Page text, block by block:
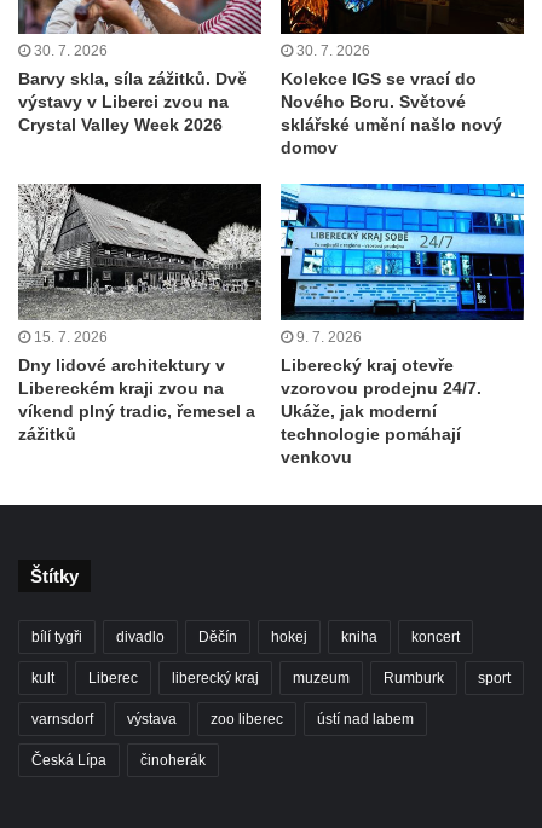
30. 7. 2026
Barvy skla, síla zážitků. Dvě
výstavy v Liberci zvou na
Crystal Valley Week 2026
30. 7. 2026
Kolekce IGS se vrací do
Nového Boru. Světové
sklářské umění našlo nový
domov
15. 7. 2026
Dny lidové architektury v
Libereckém kraji zvou na
víkend plný tradic, řemesel a
zážitků
9. 7. 2026
Liberecký kraj otevře
vzorovou prodejnu 24/7.
Ukáže, jak moderní
technologie pomáhají
venkovu
Štítky
bílí tygři divadlo Děčín hokej kniha koncert
kult Liberec liberecký kraj muzeum Rumburk sport
varnsdorf výstava zoo liberec ústí nad labem
Česká Lípa činoherák